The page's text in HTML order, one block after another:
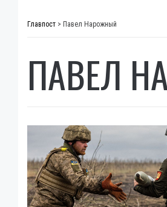
Главпост > Павел Нарожный
ПАВЕЛ